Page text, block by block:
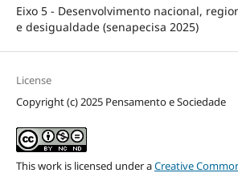
Eixo 5 - Desenvolvimento nacional,
e desigualdade (senapecisa 2025)
License
Copyright (c) 2025 Pensamento e Sociedade
This work is licensed under aCreative